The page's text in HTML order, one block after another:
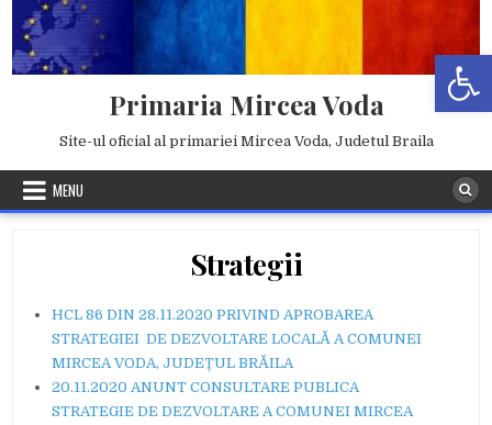
content
Primaria Mircea Voda
Site-ul oficial al primariei Mircea Voda, Judetul Braila
MENU
Strategii
HCL 86 DIN 28.11.2020 PRIVIND APROBAREA
STRATEGIEI DE DEZVOLTARE LOCALĂ A COMUNEI
MIRCEA VODA, JUDEȚUL BRĂILA
20.11.2020 ANUNT CONSULTARE PUBLICA
STRATEGIE DE DEZVOLTARE A COMUNEI MIRCEA